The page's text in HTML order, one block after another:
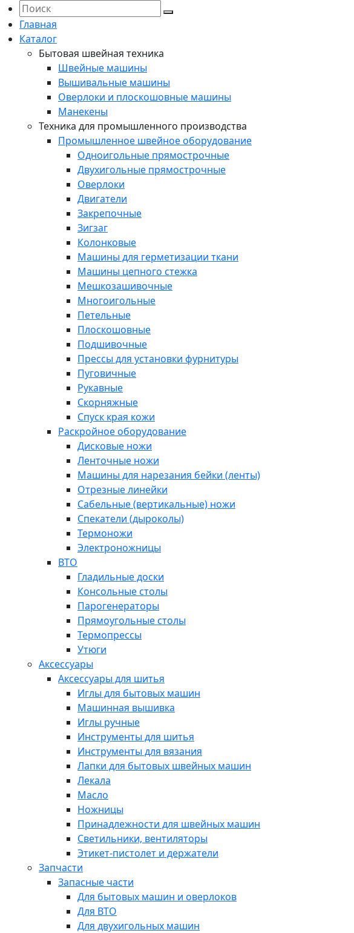
Главная
Каталог
Бытовая швейная техника
Швейные машины
Вышивальные машины
Оверлоки и плоскошовные машины
Манекены
Техника для промышленного производства
Промышленное швейное оборудование
Одноигольные прямострочные
Двухигольные прямострочные
Оверлоки
Двигатели
Закрепочные
Зигзаг
Колонковые
Машины для герметизации ткани
Машины цепного стежка
Мешкозашивочные
Многоигольные
Петельные
Плоскошовные
Подшивочные
Прессы для установки фурнитуры
Пуговичные
Рукавные
Скорняжные
Спуск края кожи
Раскройное оборудование
Дисковые ножи
Ленточные ножи
Машины для нарезания бейки (ленты)
Отрезные линейки
Сабельные (вертикальные) ножи
Спекатели (дыроколы)
Термоножи
Электроножницы
ВТО
Гладильные доски
Консольные столы
Парогенераторы
Прямоугольные столы
Термопрессы
Утюги
Аксессуары
Аксессуары для шитья
Иглы для бытовых машин
Машинная вышивка
Иглы ручные
Инструменты для шитья
Инструменты для вязания
Лапки для бытовых швейных машин
Лекала
Масло
Ножницы
Принадлежности для швейных машин
Светильники, вентиляторы
Этикет-пистолет и держатели
Запчасти
Запасные части
Для бытовых машин и оверлоков
Для ВТО
Для двухигольных машин